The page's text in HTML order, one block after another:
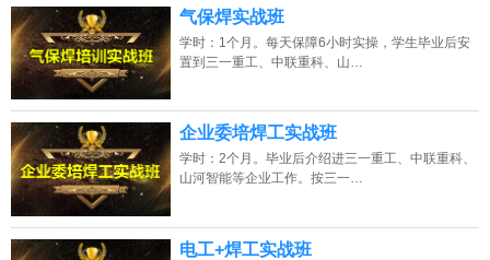
2026年8月6号_广东_谭同学（189****6446）报名:
班】
2026年8月6号_山东_朱同学（137****6327）报名:
气保焊实战班
学时：1个月。每天保障6小时实操，学生毕业后安
置到三一重工、中联重科、山…
企业委培焊工实战班
学时：2个月。毕业后介绍进三一重工、中联重科、
山河智能等企业工作。按三一…
电工+焊工实战班